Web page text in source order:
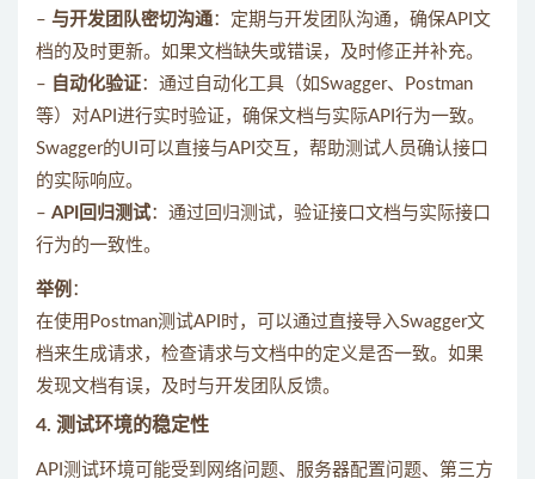
– 与开发团队密切沟通：定期与开发团队沟通，确保API文
档的及时更新。如果文档缺失或错误，及时修正并补充。
– 自动化验证：通过自动化工具（如Swagger、Postman
等）对API进行实时验证，确保文档与实际API行为一致。
Swagger的UI可以直接与API交互，帮助测试人员确认接口
的实际响应。
– API回归测试：通过回归测试，验证接口文档与实际接口
行为的一致性。
举例 ：
在使用Postman测试API时，可以通过直接导入Swagger文
档来生成请求，检查请求与文档中的定义是否一致。如果
发现文档有误，及时与开发团队反馈。
4. 测试环境的稳定性
API测试环境可能受到网络问题、服务器配置问题、第三方